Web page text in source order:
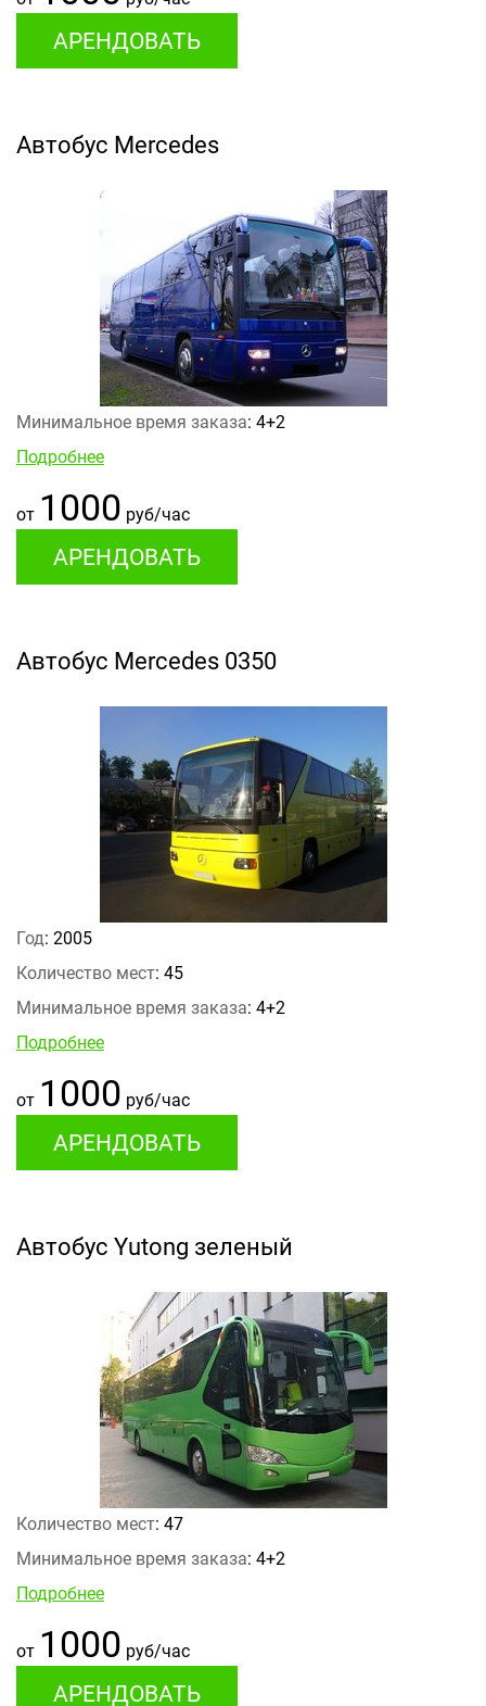
АРЕНДОВАТЬ
Автобус Mercedes
Минимальное время заказа: 4+2
Подробнее
от 1000 руб/час
АРЕНДОВАТЬ
Автобус Mercedes 0350
Год: 2005
Количество мест: 45
Минимальное время заказа: 4+2
Подробнее
от 1000 руб/час
АРЕНДОВАТЬ
Автобус Yutong зеленый
Количество мест: 47
Минимальное время заказа: 4+2
Подробнее
от 1000 руб/час
АРЕНДОВАТЬ